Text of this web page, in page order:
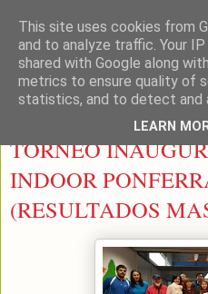
LEON PADEL
jueves, 4 de febrero de 2016
TORNEO
INDOOR
(RESULTADOS
This site uses cookies from
and to analyze traffic. Your
shared with Google along
metrics to ensure quality of
statistics, and to detect and
LEARN